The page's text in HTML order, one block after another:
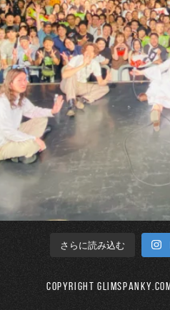
さらに読み込む
Copyright